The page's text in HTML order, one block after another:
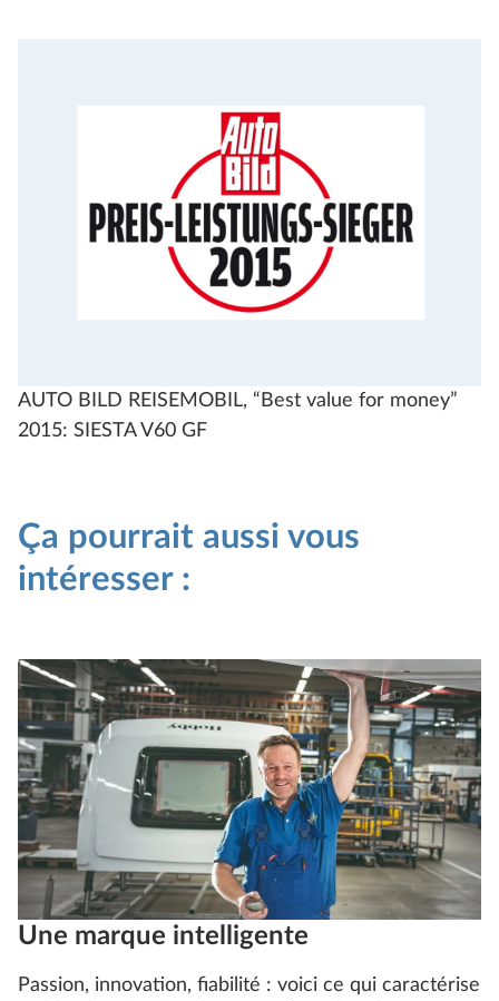
AUTO BILD REISEMOBIL, “Best value for money”
2015: SIESTA V60 GF
Ça pourrait aussi vous
intéresser :
Une marque intelligente
Passion, innovation, fiabilité : voici ce qui caractérise